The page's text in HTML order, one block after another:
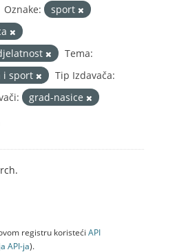
Oznake:
sport
Tema:
i sport
Tip Izdavača:
grad-nasice
registru koristeći API
API-jа).